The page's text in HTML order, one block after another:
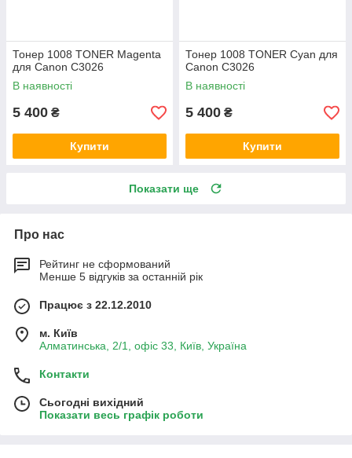
Тонер 1008 TONER Magenta
для Canon C3026
В наявності
5 400 ₴
Купити
Тонер 1008 TONER Cyan для
Canon C3026
В наявності
5 400 ₴
Купити
Показати ще
Про нас
Рейтинг не сформований
Менше 5 відгуків за останній рік
Працює з 22.12.2010
м. Київ
Алматинська, 2/1, офіс 33, Київ, Україна
Контакти
Сьогодні вихідний
Показати весь графік роботи